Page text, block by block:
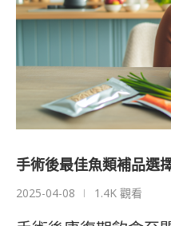
手術後最佳魚類補品選
2025-04-08 1.4K 觀看